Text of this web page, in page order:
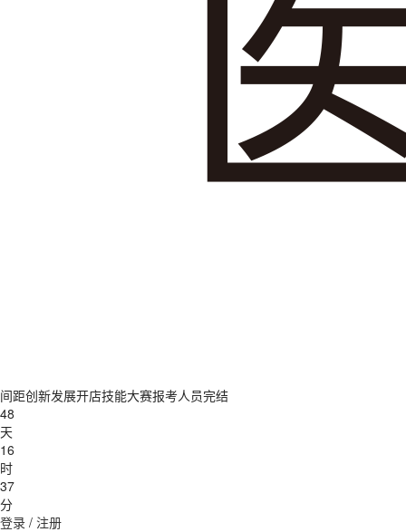
间距创新发展开店技能大赛报考人员完结
48
天
16
时
37
分
登录 / 注册